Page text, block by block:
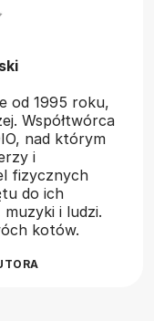
od 1995 roku,
Współtwórca
nad którym
i
fizycznych
do ich
muzyki i ludzi.
kotów.